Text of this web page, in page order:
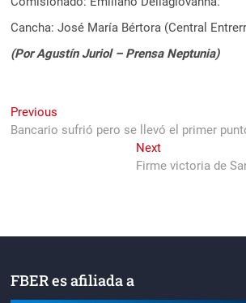
Cancha: José María Bértora (Central
(Por Agustín Juriol – Prensa Neptunia)
Navegación
de
Previous
post:
Bancario sufrió pero se llevó el primer
NextNext
post:
Firme victoria de
FBER es afiliada a